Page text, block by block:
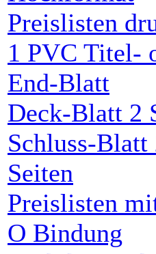
Preislisten
1 PVC Titel-
End-Blatt
Deck-Blatt 2
Schluss-Blatt
Seiten
Preislisten
O Bindung